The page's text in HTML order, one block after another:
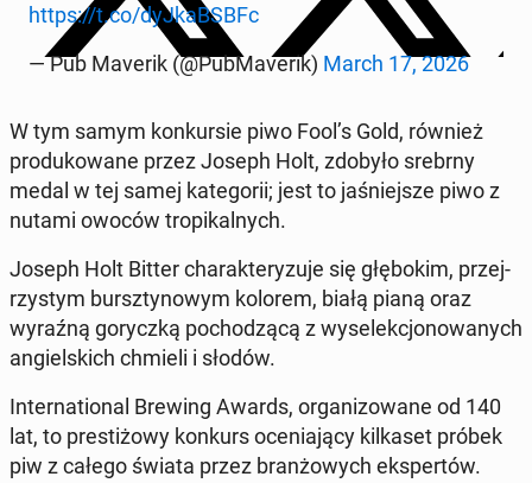
https://t.co/dyJ­kaBSBFc
— Pub Maverik (@Pub­Ma­ve­rik) March 17, 2026
W tym samym kon­kur­sie piwo Fool’s Gold, również
pro­du­ko­wa­ne przez Joseph Holt, zdobyło srebrny
medal w tej samej ka­te­go­rii; jest to ja­śniej­sze piwo z
nutami owoców tro­pi­kal­nych.
Joseph Holt Bitter cha­rak­te­ry­zu­je się głę­bo­kim, przej­
rzy­stym bursz­ty­no­wym kolorem, białą pianą oraz
wyraźną go­rycz­ką po­cho­dzą­cą z wy­se­lek­cjo­no­wa­nych
an­giel­skich chmieli i słodów.
In­ter­na­tio­nal Brewing Awards, or­ga­ni­zo­wa­ne od 140
lat, to pre­sti­żo­wy konkurs oce­nia­ją­cy kil­ka­set próbek
piw z całego świata przez bran­żo­wych eks­per­tów.